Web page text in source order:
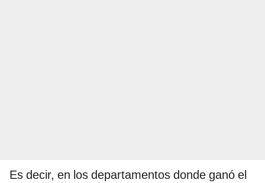
Es decir, en los departamentos donde ganó el